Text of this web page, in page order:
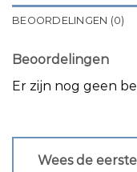
BEOORDELINGEN (0)
Beoordelingen
Er zijn nog geen
Wees de